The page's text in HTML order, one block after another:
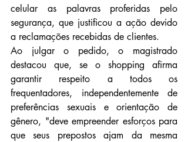
celular as palavras proferidas pelo
segurança, que justificou a ação devido
a reclamações recebidas de clientes.
Ao julgar o pedido, o magistrado
destacou que, se o shopping afirma
garantir respeito a todos os
frequentadores, independentemente de
preferências sexuais e orientação de
gênero, "deve empreender esforços para
que seus prepostos ajam da mesma